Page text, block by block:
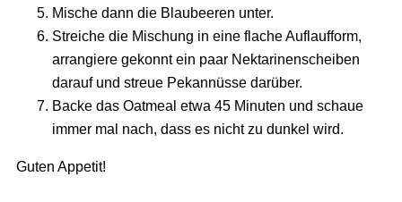
Mische dann die Blaubeeren unter.
Streiche die Mischung in eine flache Auflaufform,
arrangiere gekonnt ein paar Nektarinenscheiben
darauf und streue Pekannüsse darüber.
Backe das Oatmeal etwa 45 Minuten und schaue
immer mal nach, dass es nicht zu dunkel wird.
Guten Appetit!